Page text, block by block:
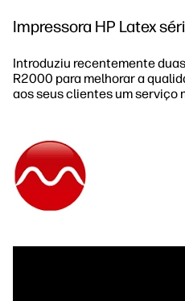
Impressora HP Latex
Introduziu recentemente
R2000 para melhorar a
aos seus clientes um serviço